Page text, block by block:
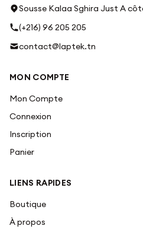
Sousse Kalaa Sghira Just A
(+216) 96 205 205
contact@laptek.tn
MON COMPTE
Mon Compte
Connexion
Inscription
Panier
LIENS RAPIDES
Boutique
À propos